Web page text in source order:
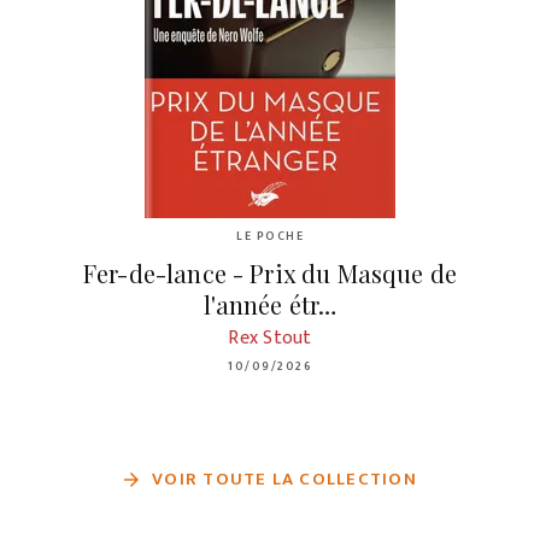
LE POCHE
Fer-de-lance - Prix du Masque de
l'année étr…
Rex Stout
10/09/2026
arrow_forward VOIR TOUTE LA COLLECTION